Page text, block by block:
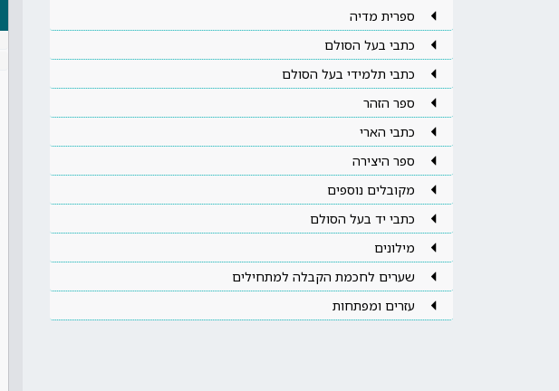
ספרית מדיה
כתבי בעל הסולם
כתבי תלמידי בעל הסולם
ספר הזהר
כתבי הארי
ספר היצירה
מקובלים נוספים
כתבי יד בעל הסולם
מילונים
שערים לחכמת הקבלה למתחילים
עזרים ומפתחות